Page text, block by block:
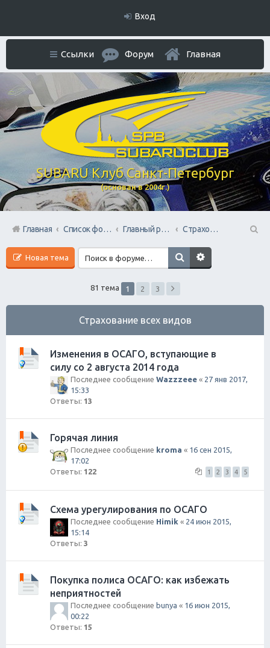
Вход
SUBARU Клуб Санкт-Петербург
(основан в 2004г.)
Ссылки Форум Главная
Главная Список форумов Главный раздел
Страхование всех видов
Новая тема
81 тема 1 2 3
Страхование всех видов
Изменения в ОСАГО, вступающие в
силу со 2 августа 2014 года
Последнее сообщение Wazzzeee « 27 янв 2017,
15:33
Ответы: 13
Горячая линия
Последнее сообщение kroma « 16 сен 2015,
17:02
Ответы: 122 1 2 3 4 5
Схема урегулирования по ОСАГО
Последнее сообщение Himik « 24 июн 2015,
15:14
Ответы: 3
Покупка полиса ОСАГО: как избежать
неприятностей
Последнее сообщение bunya « 16 июн 2015,
00:22
Ответы: 15